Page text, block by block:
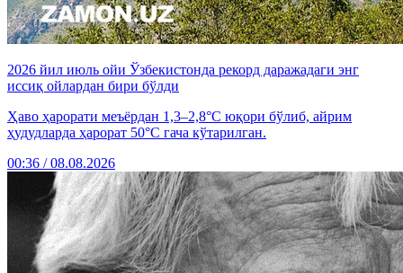
2026 йил июль ойи Ўзбекистонда рекорд даражадаги энг
иссиқ ойлардан бири бўлди
Ҳаво ҳарорати меъёрдан 1,3–2,8°C юқори бўлиб, айрим
ҳудудларда ҳарорат 50°C гача кўтарилган.
00:36 / 08.08.2026